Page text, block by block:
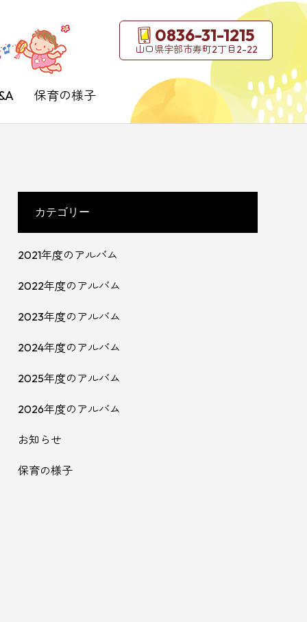
0836-31-1215
山口県宇部市寿町2丁目2-22
保育の様子
カテゴリー
2021年度のアルバム
2022年度のアルバム
2023年度のアルバム
2024年度のアルバム
2025年度のアルバム
2026年度のアルバム
お知らせ
保育の様子